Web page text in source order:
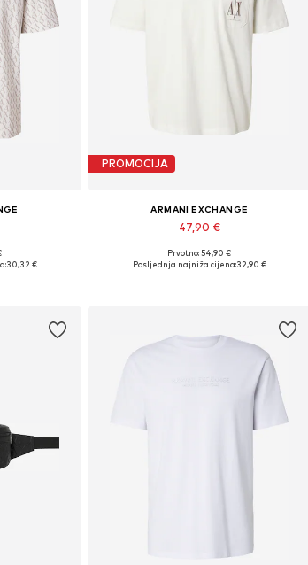
XL, XXL
30,32 €
PROMOCIJA
ARMANI EXCHANGE
47,90 €
Dostupne veličine: XS, S, M, L, XL, XXL
Prvotno: 54,90 €
Posljednja najniža cijena:32,90 €